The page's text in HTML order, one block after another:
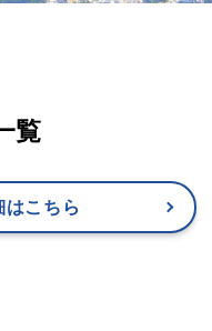
覧
はこちら